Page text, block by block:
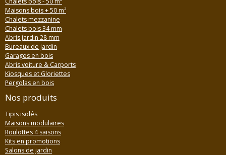
Maisons bois + 50 m²
Chalets mezzanine
Chalets bois 34 mm
Abris jardin 28 mm
Bureaux de jardin
Garages en bois
Abris voiture & Carports
Kiosques et Gloriettes
Pergolas en bois
Nos produits
Tipis isolés
Maisons modulaires
Roulottes 4 saisons
Kits en promotions
Salons de jardin